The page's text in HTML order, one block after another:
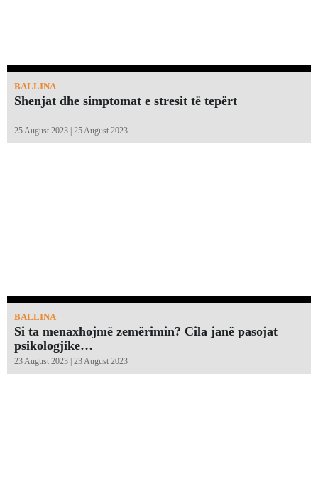
BALLINA
Shenjat dhe simptomat e stresit të tepërt
25 August 2023 | 25 August 2023
BALLINA
Si ta menaxhojmë zemërimin? Cila janë pasojat
psikologjike…
23 August 2023 | 23 August 2023